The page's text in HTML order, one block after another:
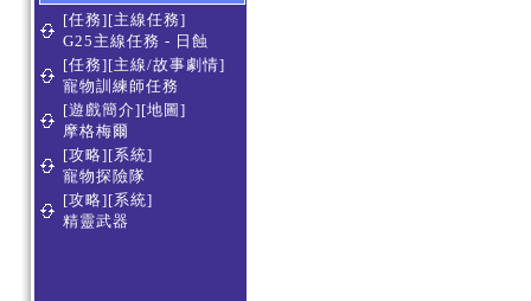
[任務][主線任務]
G25主線任務 - 日蝕
[任務][主線/故事劇情]
寵物訓練師任務
[遊戲簡介][地圖]
摩格梅爾
[攻略][系統]
寵物探險隊
[攻略][系統]
精靈武器